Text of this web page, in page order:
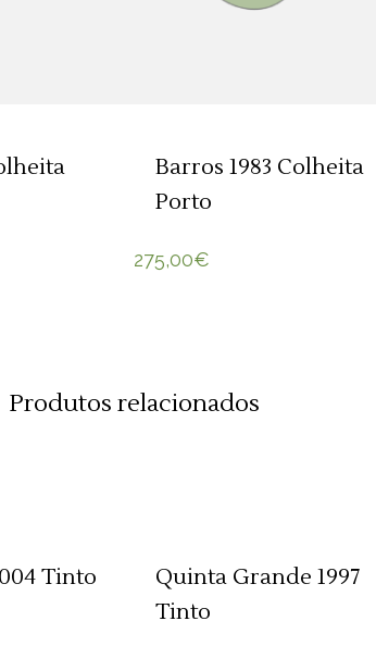
Barros 1983 Colheita
Porto
275,00€
Produtos relacionados
Tinto
Quinta Grande 1997
Tinto